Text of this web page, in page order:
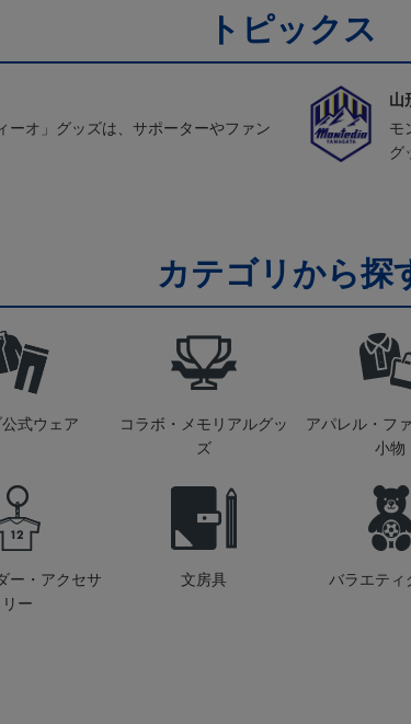
トピックス
ーオ」グッズは、サポーターやファン
山
モ
グ
カテゴリから探
式ウェア
コラボ・メモリアルグッ
ズ
アパレル・フ
小物
ー・アクセサ
リー
文房具 バラエティ